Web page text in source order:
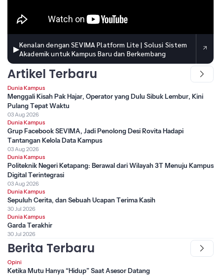
▶Kenalan dengan SEVIMA Platform Lite | Solusi Sistem
Akademik untuk Kampus Baru dan Berkembang
Artikel Terbaru
Dunia Kampus
Menggali Kisah Pak Hajar, Operator yang Dulu Sibuk Lembur, Kini
Pulang Tepat Waktu
03 Aug 2026
Dunia Kampus
Grup Facebook SEVIMA, Jadi Penolong Desi Rovita Hadapi
Tantangan Kelola Data Kampus
03 Aug 2026
Dunia Kampus
Politeknik Negeri Ketapang: Berawal dari Wilayah 3T Menuju Kampus
Digital Terintegrasi
03 Aug 2026
Dunia Kampus
Sepuluh Cerita, dan Sebuah Ucapan Terima Kasih
30 Jul 2026
Dunia Kampus
Garda Terakhir
30 Jul 2026
Berita Terbaru
Opini
Ketika Mutu Hanya “Hidup” Saat Asesor Datang